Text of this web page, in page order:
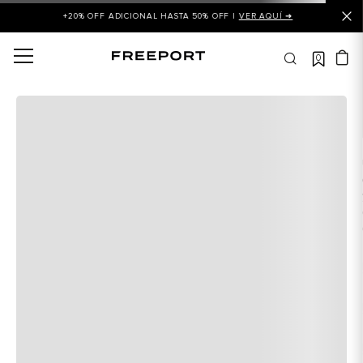
+20% OFF ADICIONAL HASTA 50% OFF | VER AQUÍ ➜
0